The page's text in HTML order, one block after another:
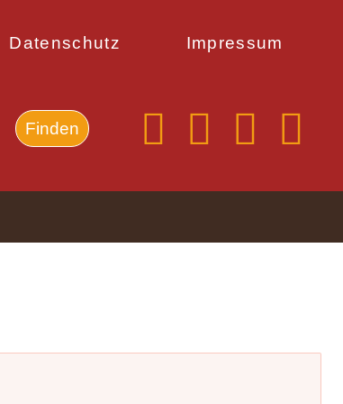
Datenschutz Impressum